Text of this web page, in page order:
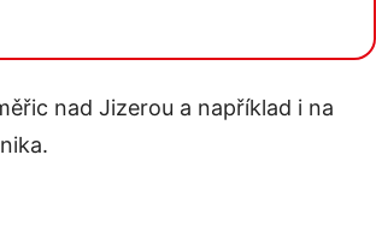
nad Jizerou a například i na